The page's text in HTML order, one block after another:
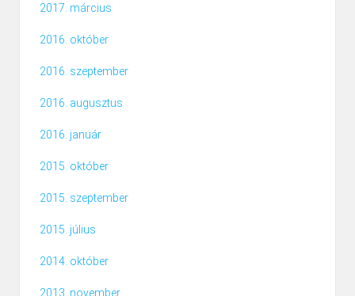
2017. március
2016. október
2016. szeptember
2016. augusztus
2016. január
2015. október
2015. szeptember
2015. július
2014. október
2013. november